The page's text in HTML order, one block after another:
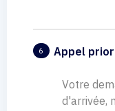
6 Appel
Votre
d'arrivée,